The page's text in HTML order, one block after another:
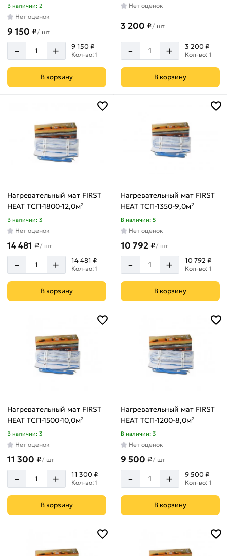
В наличии: 2
Нет оценок
9 150 ₽/ шт
- + 9 150 ₽
Кол-во: 1
В корзину
Нет оценок
3 200 ₽/ шт
- + 3 200 ₽
Кол-во: 1
В корзину
Нагревательный мат FIRST
HEAT ТСП-1800-12,0м²
В наличии: 3
Нет оценок
14 481 ₽/ шт
- + 14 481 ₽
Кол-во: 1
В корзину
Нагревательный мат FIRST
HEAT ТСП-1350-9,0м²
В наличии: 5
Нет оценок
10 792 ₽/ шт
- + 10 792 ₽
Кол-во: 1
В корзину
Нагревательный мат FIRST
HEAT ТСП-1500-10,0м²
В наличии: 3
Нет оценок
11 300 ₽/ шт
- + 11 300 ₽
Кол-во: 1
В корзину
Нагревательный мат FIRST
HEAT ТСП-1200-8,0м²
В наличии: 3
Нет оценок
9 500 ₽/ шт
- + 9 500 ₽
Кол-во: 1
В корзину